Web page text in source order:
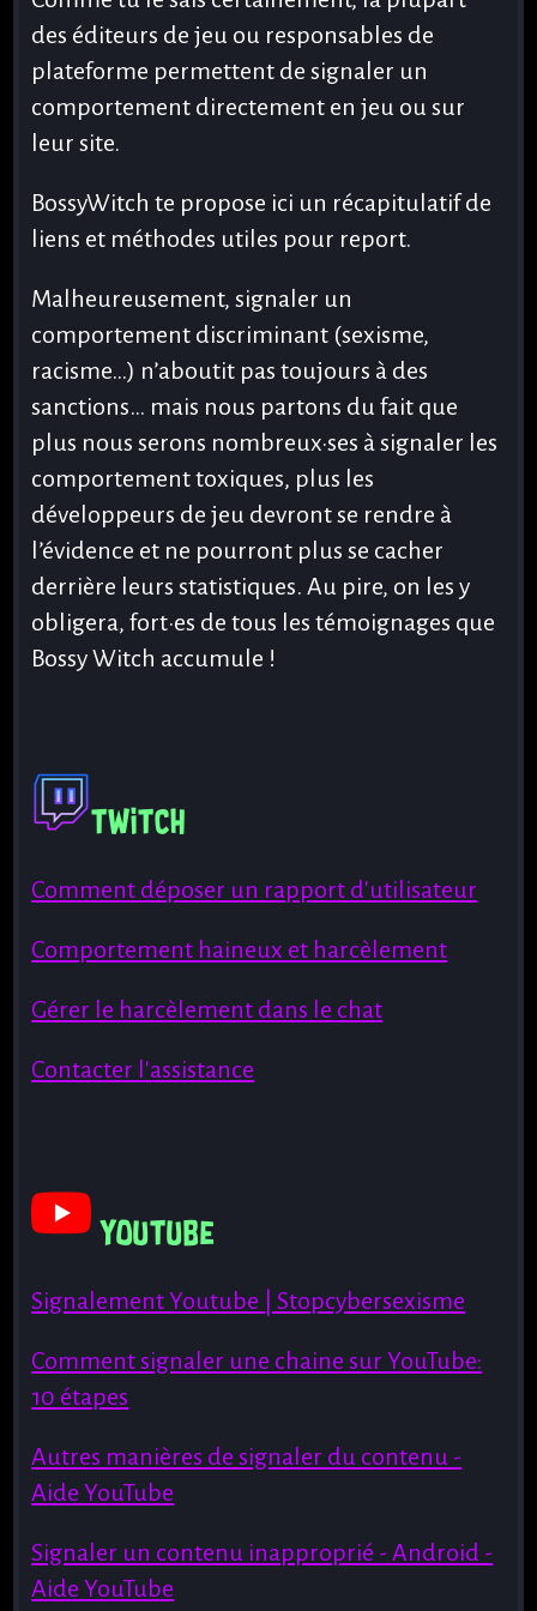
Le
collectif
Notre
offre
Witch
?
allié.e.s
Nos
légales
Connecte-
toi
Rejoins-
nous !
des éditeurs de jeu ou responsables de
plateforme permettent de signaler un
comportement directement en jeu ou sur
leur site.
BossyWitch te propose ici un récapitulatif de
liens et méthodes utiles pour report.
Malheureusement, signaler un
comportement discriminant (sexisme,
racisme…) n’aboutit pas toujours à des
sanctions… mais nous partons du fait que
plus nous serons nombreux·ses à signaler les
comportement toxiques, plus les
développeurs de jeu devront se rendre à
l’évidence et ne pourront plus se cacher
derrière leurs statistiques. Au pire, on les y
obligera, fort·es de tous les témoignages que
Bossy Witch accumule !
Twitch
Comment déposer un rapport d'utilisateur
Comportement haineux et harcèlement
Gérer le harcèlement dans le chat
Contacter l'assistance
Youtube
Signalement Youtube | Stopcybersexisme
Comment signaler une chaine sur YouTube:
10 étapes
Autres manières de signaler du contenu -
Aide YouTube
Signaler un contenu inapproprié - Android -
Aide YouTube